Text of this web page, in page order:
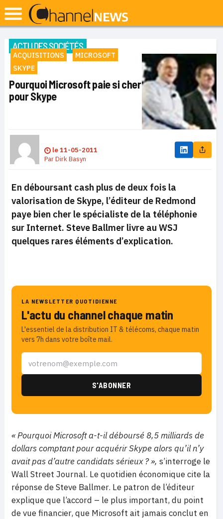
ACTU DES SOCIÉTÉS
ACQUISITIONS
MICROSOFT
SKYPE
Pourquoi Microsoft paie si cher
pour Skype
le11-05-2011
ParDirk Basyn
En déboursant cash plus de deux fois la
valorisation de Skype, l’éditeur de Redmond
paye bien cher le spécialiste de la téléphonie
sur Internet. Steve Ballmer livre au WSJ
quelques rares éléments d’explication.
LA NEWSLETTER QUOTIDIENNE
L'actu du channel chaque matin
L'essentiel de la distribution IT & télécoms, chaque matin
vers 7h dans votre boîte mail.
« Pourquoi Microsoft a-t-il déboursé 8,5 milliards de
dollars comptant pour acquérir Skype alors qu’il n’y
avait pas d’autre candidats sérieux ? », s’interroge le
Wall Street Journal. Le quotidien économique cite la
réponse de Steve Ballmer. Le patron de l’éditeur
explique que l’accord – le plus important, du point
de vue financier, que Microsoft ait jamais conclut en